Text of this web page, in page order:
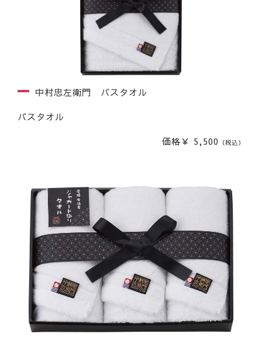
中村忠左衛門 バスタオル
バスタオル
価格￥ 5,500 （税込）